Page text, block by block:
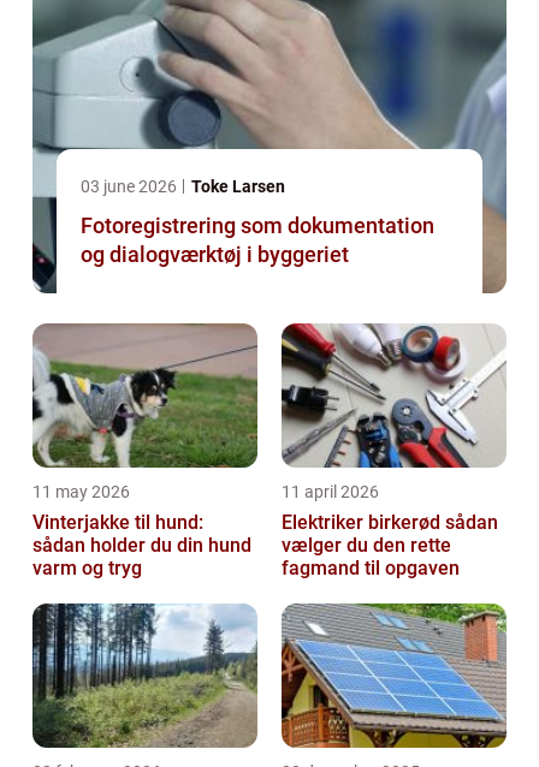
03 june 2026 Toke Larsen
Fotoregistrering som dokumentation
og dialogværktøj i byggeriet
11 may 2026
Vinterjakke til hund:
sådan holder du din hund
varm og tryg
11 april 2026
Elektriker birkerød sådan
vælger du den rette
fagmand til opgaven